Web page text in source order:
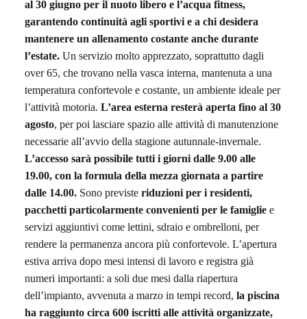
al 30 giugno per il nuoto libero e l’acqua fitness,
garantendo continuità agli sportivi e a chi desidera
mantenere un allenamento costante anche durante
l’estate. Un servizio molto apprezzato, soprattutto dagli
over 65, che trovano nella vasca interna, mantenuta a una
temperatura confortevole e costante, un ambiente ideale per
l’attività motoria. L’area esterna resterà aperta fino al 30
agosto, per poi lasciare spazio alle attività di manutenzione
necessarie all’avvio della stagione autunnale-invernale.
L’accesso sarà possibile tutti i giorni dalle 9.00 alle
19.00, con la formula della mezza giornata a partire
dalle 14.00. Sono previste riduzioni per i residenti,
pacchetti particolarmente convenienti per le famiglie e
servizi aggiuntivi come lettini, sdraio e ombrelloni, per
rendere la permanenza ancora più confortevole. L’apertura
estiva arriva dopo mesi intensi di lavoro e registra già
numeri importanti: a soli due mesi dalla riapertura
dell’impianto, avvenuta a marzo in tempi record, la piscina
ha raggiunto circa 600 iscritti alle attività organizzate,